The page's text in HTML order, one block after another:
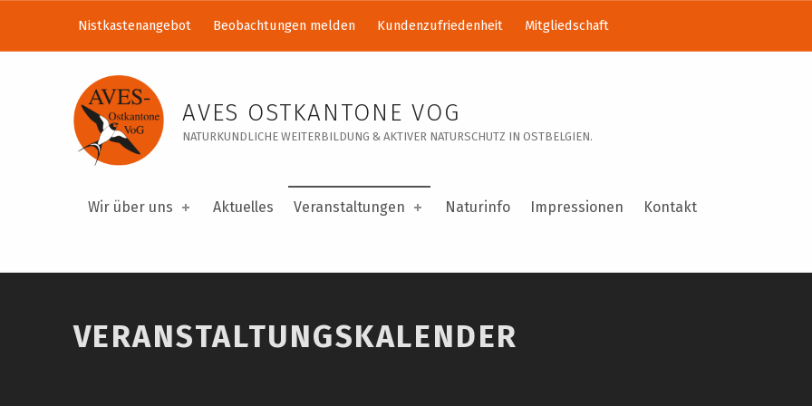
Veranstaltungskalender – AVES Ostkantone VoG
AVES OSTKANTONE VOG
NATURKUNDLICHE WEITERBILDUNG & AKTIVER NATURSCHUTZ IN OSTBELGIEN.
Wir über uns Aktuelles Veranstaltungen Naturinfo Impressionen Kontakt
Nistkastenangebot Beobachtungen melden Kundenzufriedenheit Mitgliedschaft
VERANSTALTUNGSKALENDER